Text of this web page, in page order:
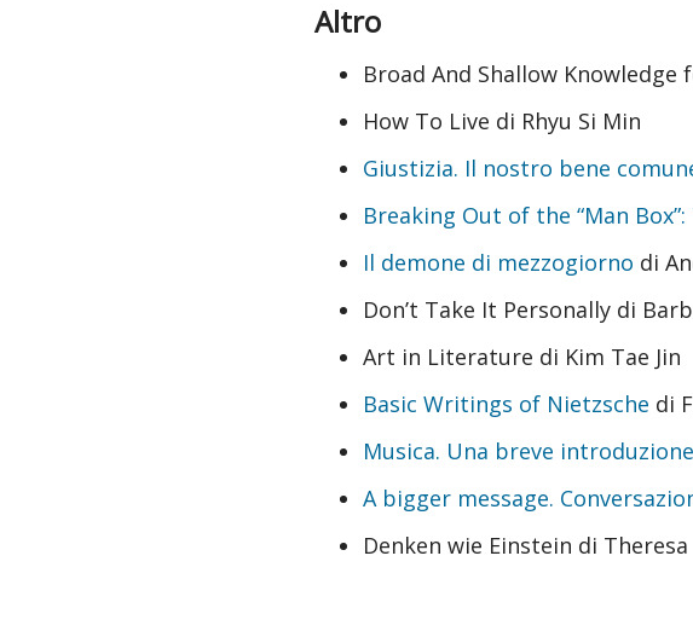
Altro
Broad And Shallow Knowledge
How To Live di Rhyu Si Min
Giustizia. Il nostro bene
Breaking Out of the “Man
Il demone di mezzogiorno di
Don’t Take It Personally di
Art in Literature di Kim Tae Jin
Basic Writings of Nietzsche di
Musica. Una breve introduzione
A bigger message.
Denken wie Einstein di